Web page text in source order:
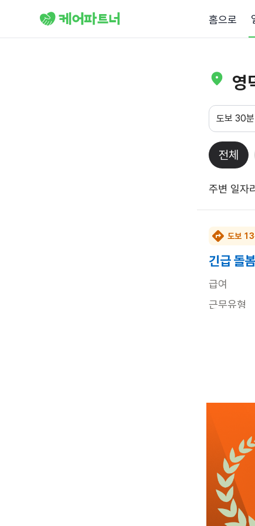
홈으로
영
도보 30분
전체
주변 일자리
도보
긴급 돌
급여
근무유형
관심